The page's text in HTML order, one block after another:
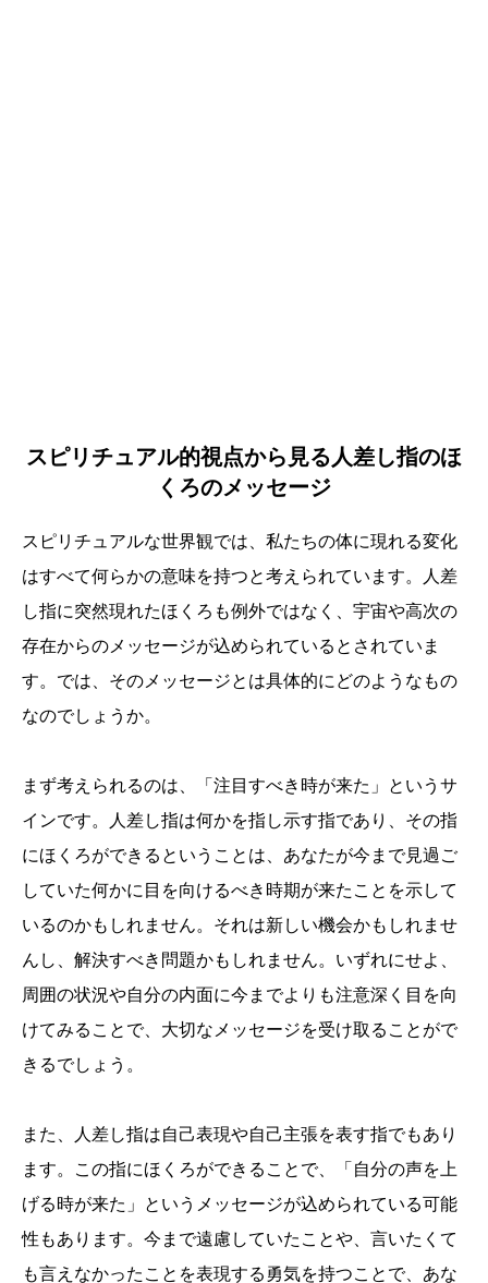
スピリチュアル的視点から見る人差し指のほ
くろのメッセージ
スピリチュアルな世界観では、私たちの体に現れる変化
はすべて何らかの意味を持つと考えられています。人差
し指に突然現れたほくろも例外ではなく、宇宙や高次の
存在からのメッセージが込められているとされていま
す。では、そのメッセージとは具体的にどのようなもの
なのでしょうか。
まず考えられるのは、「注目すべき時が来た」というサ
インです。人差し指は何かを指し示す指であり、その指
にほくろができるということは、あなたが今まで見過ご
していた何かに目を向けるべき時期が来たことを示して
いるのかもしれません。それは新しい機会かもしれませ
んし、解決すべき問題かもしれません。いずれにせよ、
周囲の状況や自分の内面に今までよりも注意深く目を向
けてみることで、大切なメッセージを受け取ることがで
きるでしょう。
また、人差し指は自己表現や自己主張を表す指でもあり
ます。この指にほくろができることで、「自分の声を上
げる時が来た」というメッセージが込められている可能
性もあります。今まで遠慮していたことや、言いたくて
も言えなかったことを表現する勇気を持つことで、あな